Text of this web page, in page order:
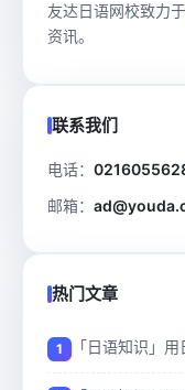
友达日语网校致力
资讯。
联系我们
电话：
邮箱：
热门文章
「日语知识」